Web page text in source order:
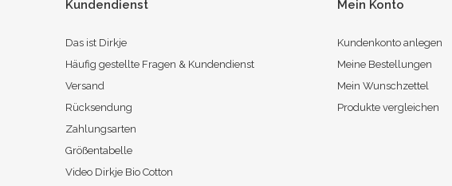
Kundendienst
Das ist Dirkje
Häufig gestellte Fragen & Kundendienst
Versand
Rücksendung
Zahlungsarten
Größentabelle
Video Dirkje Bio Cotton
Mein Konto
Kundenkonto anlegen
Meine Bestellungen
Mein Wunschzettel
Produkte vergleichen